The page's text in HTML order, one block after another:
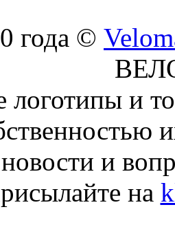
года ©
логотипы и
и
на